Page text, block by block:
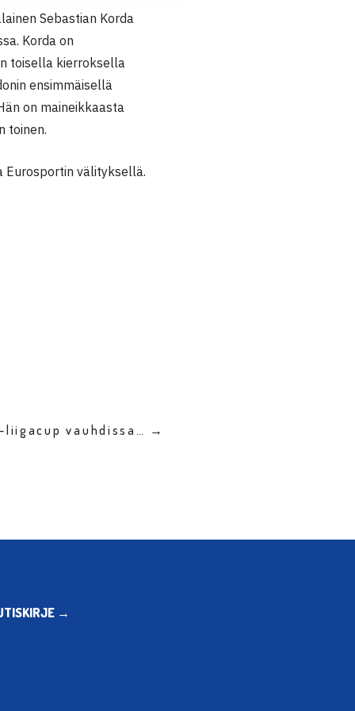
Sebastian Korda
Korda on
toisella kierroksella
ensimmäisellä
on maineikkaasta
toinen.
Eurosportin välityksellä.
liigacup vauhdissa… →
→